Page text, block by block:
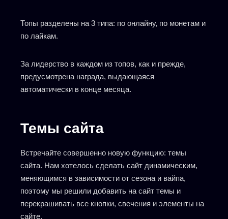
Топы разделены на 3 типа: по онлайну, по монетам и
по лайкам.
За лидерство в каждом из топов, как и прежде,
предусмотрена награда, выдающаяся
автоматически в конце месяца.
Темы сайта
Встречайте совершенно новую функцию: темы
сайта. Нам хотелось сделать сайт динамическим,
меняющимся в зависимости от сезона и вайпа,
поэтому мы решили добавить на сайт темы и
перекрашивать все кнопки, свечения и элементы на
сайте.